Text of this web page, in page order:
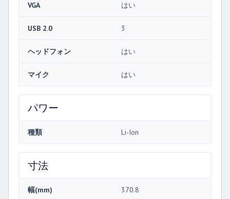
VGA はい
USB 2.0 3
ヘッドフォン はい
マイク はい
パワー
種類 Li-Ion
寸法
幅(mm) 370.8